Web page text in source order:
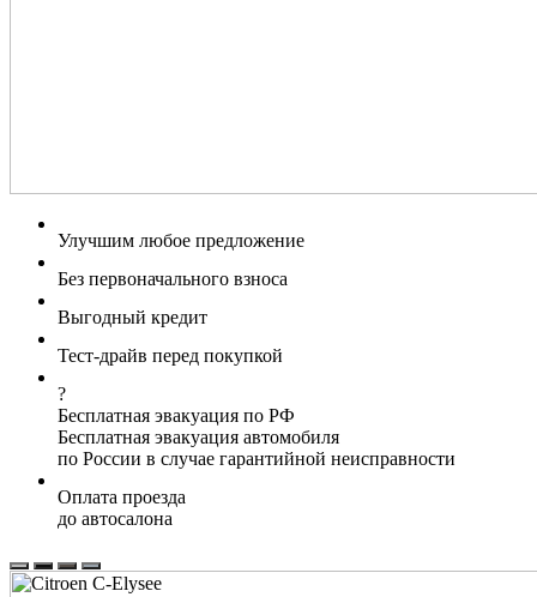
Улучшим любое предложение
Без первоначального взноса
Выгодный кредит
Тест-драйв перед покупкой
?
Бесплатная эвакуация по РФ
Бесплатная эвакуация автомобиля
по России в случае гарантийной неисправности
Оплата проезда
до автосалона